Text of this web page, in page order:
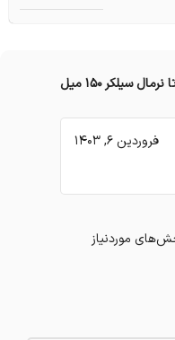
150 میل
فروردین 6, 1403
موردنیاز